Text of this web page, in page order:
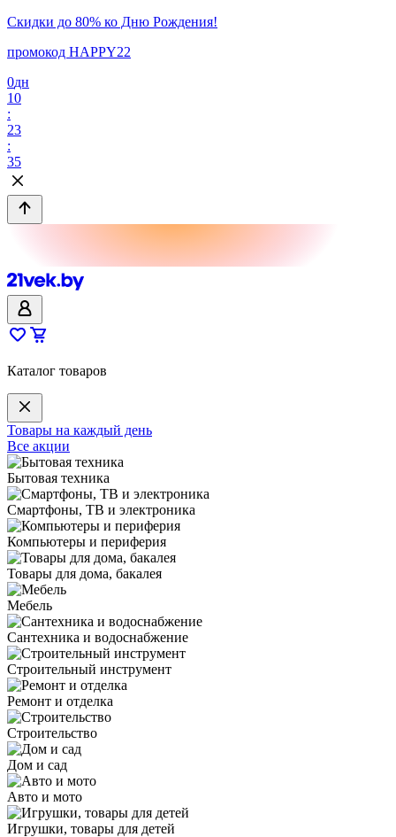
Скидки до 80% ко Дню Рождения!
промокод HAPPY22
0дн
10
:
23
:
35
Каталог товаров
Товары на каждый день
Все акции
Бытовая техника
Смартфоны, ТВ и электроника
Компьютеры и периферия
Товары для дома, бакалея
Мебель
Сантехника и водоснабжение
Строительный инструмент
Ремонт и отделка
Строительство
Дом и сад
Авто и мото
Игрушки, товары для детей